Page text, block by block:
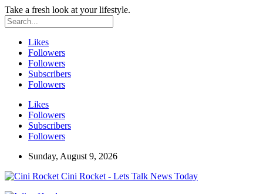
Take a fresh look at your lifestyle.
Likes
Followers
Followers
Subscribers
Followers
Likes
Followers
Subscribers
Followers
Sunday, August 9, 2026
Cini Rocket - Lets Talk News Today